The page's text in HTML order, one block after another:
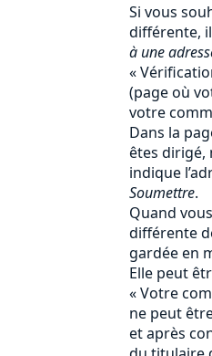
Si vous
différente,
à une
«
(page où
votre
Dans la
êtes dirigé,
indique
Soumettre.
Quand
différente
gardée en
Elle peut
« Votre
ne peut
et après